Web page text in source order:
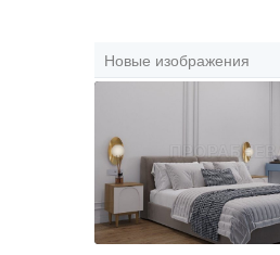
Новые изображения